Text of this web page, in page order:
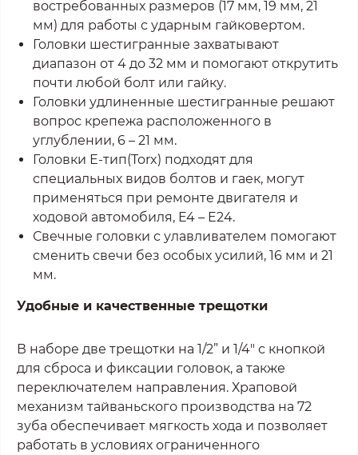
востребованных размеров (17 мм, 19 мм, 21
мм) для работы с ударным гайковертом.
Головки шестигранные захватывают
диапазон от 4 до 32 мм и помогают открутить
почти любой болт или гайку.
Головки удлиненные шестигранные решают
вопрос крепежа расположенного в
углублении, 6 – 21 мм.
Головки Е-тип(Torx) подходят для
специальных видов болтов и гаек, могут
применяться при ремонте двигателя и
ходовой автомобиля, E4 – E24.
Свечные головки с улавливателем помогают
сменить свечи без особых усилий, 16 мм и 21
мм.
Удобные и качественные трещотки
В наборе две трещотки на 1/2” и 1/4" с кнопкой
для сброса и фиксации головок, а также
переключателем направления. Храповой
механизм тайваньского производства на 72
зуба обеспечивает мягкость хода и позволяет
работать в условиях ограниченного